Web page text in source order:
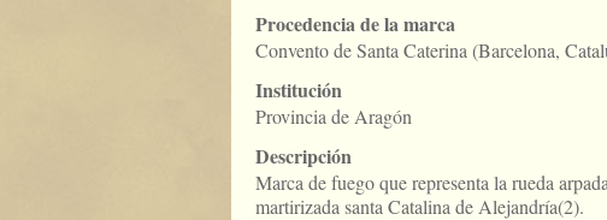
Procedencia de la marca
Convento de Santa Caterina (Barcelona,
Institución
Provincia de Aragón
Descripción
Marca de fuego que representa la rueda
martirizada santa Catalina de Alejandría(2).